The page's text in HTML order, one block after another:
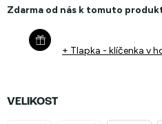
Zdarma od nás k tomuto
+ Tlapka - klíčenka v
VELIKOST